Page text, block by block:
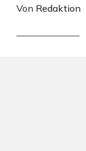
Von Redaktion